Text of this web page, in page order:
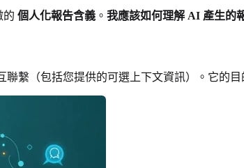
的 個人化報告含義 。 我應該如何理解 AI 產生的
聯繫（包括您提供的可選上下文資訊）。它的